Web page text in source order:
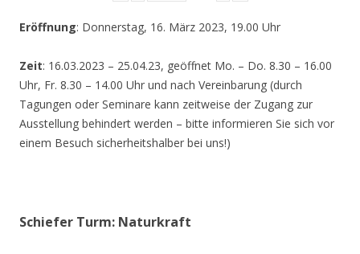
Eröffnung: Donnerstag, 16. März 2023, 19.00 Uhr
Zeit: 16.03.2023 – 25.04.23, geöffnet Mo. – Do. 8.30 – 16.00
Uhr, Fr. 8.30 – 14.00 Uhr und nach Vereinbarung (durch
Tagungen oder Seminare kann zeitweise der Zugang zur
Ausstellung behindert werden – bitte informieren Sie sich vor
einem Besuch sicherheitshalber bei uns!)
Schiefer Turm: Naturkraft